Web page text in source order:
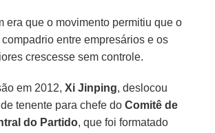
era que o movimento permitiu que o
entre empresários e os
crescesse sem controle.
em 2012,Xi Jinping, deslocou
de tenente para chefe doComitê de
do Partido, que foi formatado